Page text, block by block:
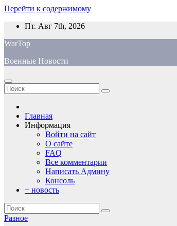
Перейти к содержимому
Пт. Авг 7th, 2026
WarTop
Военные Новости
Главная
Информация
Войти на сайт
О сайте
FAQ
Все комментарии
Написать Админу
Консоль
+ новость
Разное